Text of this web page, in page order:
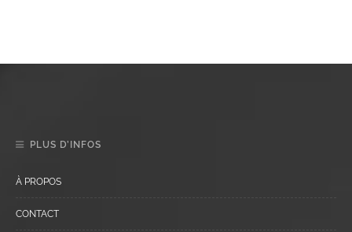
PLUS D’INFOS
À PROPOS
CONTACT